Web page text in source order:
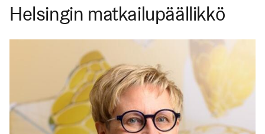
Helsingin matkailupäällikkö